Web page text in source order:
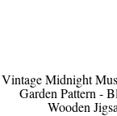
Vintage Midnight
Garden Pattern -
Wooden